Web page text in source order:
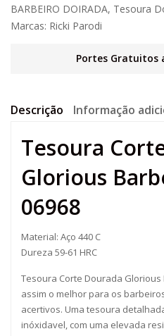
BARBEIRO DOIRADA, Tesoura
Marcas: Ricki Parodi
Portes Gratuitos
Descrição Informação
Tesoura
Glorious
06968
Material: Aço 440 C
Dureza 59-61 HRC
Tesoura Corte Dourada
assim o melhor para os
acertivos. Uma tesoura
inóxidavel, com uma elevada